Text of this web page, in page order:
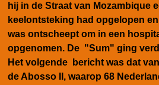
hij in de Straat van Mozambique
keelontsteking had opgelopen
was ontscheept om in een
opgenomen. De "Sum" ging
Het volgende bericht was dat
de Abosso II, waarop 68